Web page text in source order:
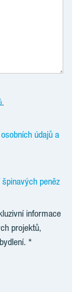
.
údajů a
špinavých peněz
informace
projektů,